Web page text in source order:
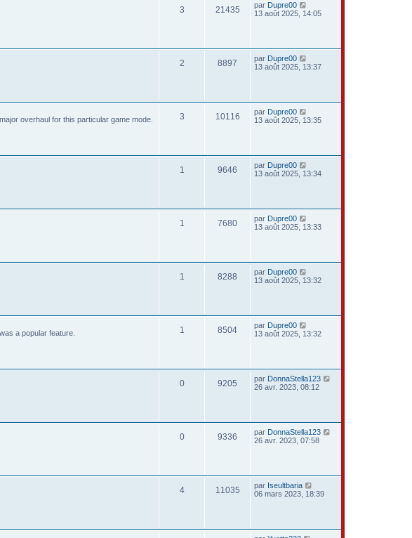
3 21435 par Dupre00
13 août 2025, 14:05
2 8897 par Dupre00
13 août 2025, 13:37
overhaul for this particular game mode.
3 10116 par Dupre00
13 août 2025, 13:35
1 9646 par Dupre00
13 août 2025, 13:34
1 7680 par Dupre00
13 août 2025, 13:33
1 8288 par Dupre00
13 août 2025, 13:32
a popular feature.
1 8504 par Dupre00
13 août 2025, 13:32
0 9205 par DonnaStella123
26 avr. 2023, 08:12
0 9336 par DonnaStella123
26 avr. 2023, 07:58
4 11035 par Iseultbaria
06 mars 2023, 18:39